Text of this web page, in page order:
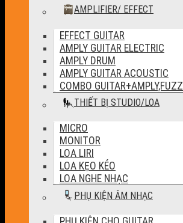
AMPLIFIER/ EFFECT
EFFECT GUITAR
AMPLY GUITAR ELECTRIC
AMPLY DRUM
AMPLY GUITAR ACOUSTIC
COMBO GUITAR+AMPLY,FUZZ
THIẾT BỊ STUDIO/LOA
MICRO
MONITOR
LOA LIRI
LOA KẸO KÉO
LOA NGHE NHẠC
PHỤ KIỆN ÂM NHẠC